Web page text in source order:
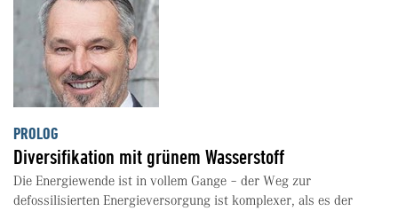
PROLOG
Diversifikation mit grünem Wasserstoff
Die Energiewende ist in vollem Gange – der Weg zur
defossilisierten Energieversorgung ist komplexer, als es der